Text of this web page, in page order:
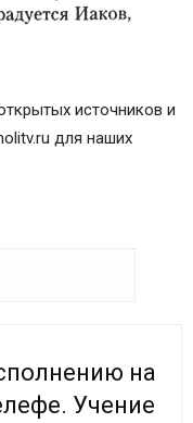
источников и
для наших
52?
на
Учение